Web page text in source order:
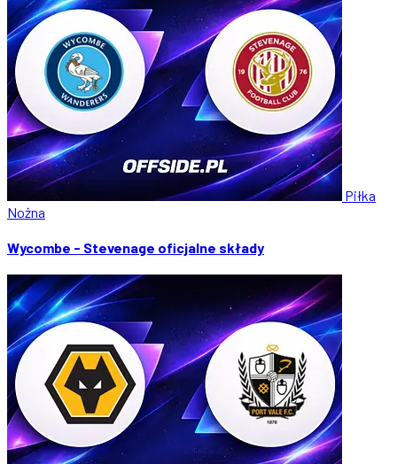
Piłka
Nożna
Wycombe - Stevenage oficjalne składy